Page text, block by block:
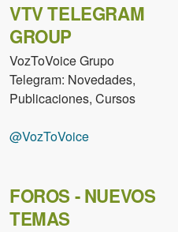
VTV TELEGRAM
GROUP
VozToVoice Grupo
Telegram: Novedades,
Publicaciones, Cursos
@VozToVoice
FOROS - NUEVOS
TEMAS